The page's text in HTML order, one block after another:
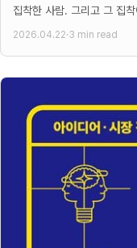
집착한 사람. 그리고 그 집
눈으로 읽었다.
2026.04.22·3 min read